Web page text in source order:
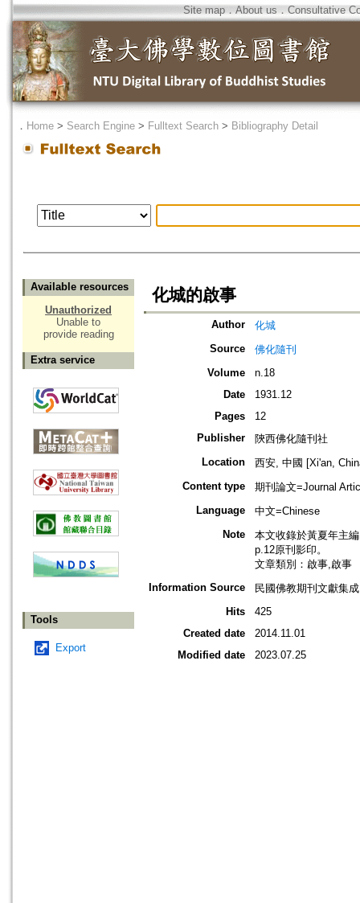
Site map．About us ． Consultative
． Home > Search Engine > Fulltext Search > Bibliography Detail
Available resources
Unauthorized
Unable to
provide reading
Extra service
Tools
Export
化城的啟事
Author
化城
Source
佛化隨刊
Volume
n.18
Date
1931.12
Pages
12
Publisher
陝西佛化隨刊社
Location
西安, 中國 [Xi'an,
Content type
期刊論文=Journal
Language
中文=Chinese
Note
本文收錄於黃夏年主
p.12原刊影印。
文章類別：啟事,啟事
Information Source
民國佛教期刊文獻集
Hits
425
Created date
2014.11.01
Modified date
2023.07.25